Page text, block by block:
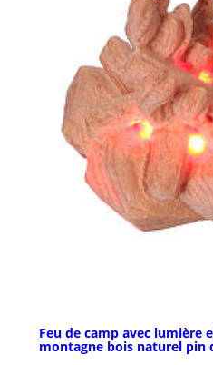
Feu de camp avec lumière
montagne bois naturel pin